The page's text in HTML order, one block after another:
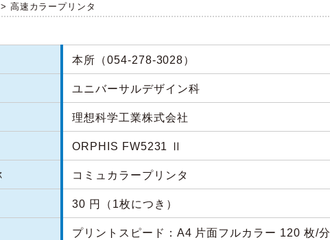
> 高速カラープリンタ
本所（054-278-3028）
ユニバーサルデザイン科
理想科学工業株式会社
ORPHIS FW5231 Ⅱ
コミュカラープリンタ
30 円（1枚につき）
プリントスピード：A4 片面フルカラー 120 枚/分